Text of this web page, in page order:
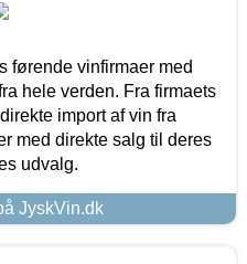
førende vinfirmaer med
hele verden. Fra firmaets
import af vin fra
med direkte salg til deres
udvalg.
JyskVin.dk